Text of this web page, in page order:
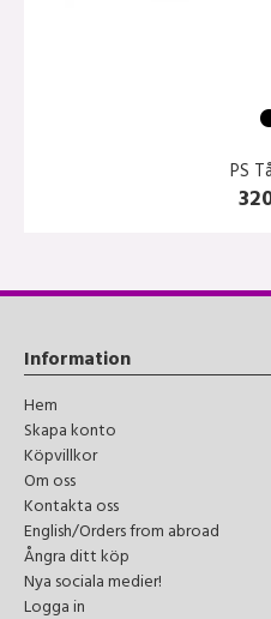
PS
Information
Hem
Skapa konto
Köpvillkor
Om oss
Kontakta oss
English/Orders from abroad
Ångra ditt köp
Nya sociala medier!
Logga in